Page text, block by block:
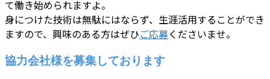
て働き始められますよ。
身につけた技術は無駄にはならず、生涯活用することができ
ますので、興味のある方はぜひご応募くださいませ。
協力会社様を募集しております